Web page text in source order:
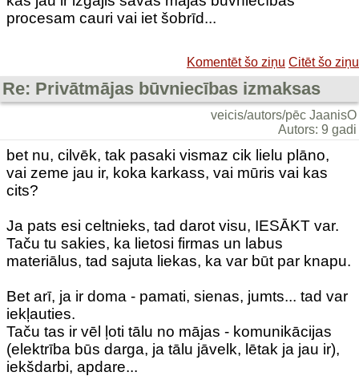
procesam cauri vai iet šobrīd...
Komentēt šo ziņu Citēt šo ziņu
Re: Privātmājas būvniecības izmaksas
veicis/autors/pēc JaanisO
Autors: 9 gadi
bet nu, cilvēk, tak pasaki vismaz cik lielu plāno,
vai zeme jau ir, koka karkass, vai mūris vai kas
cits?
Ja pats esi celtnieks, tad darot visu, IESĀKT var.
Taču tu sakies, ka lietosi firmas un labus
materiālus, tad sajuta liekas, ka var būt par knapu.
Bet arī, ja ir doma - pamati, sienas, jumts... tad var
iekļauties.
Taču tas ir vēl ļoti tālu no mājas - komunikācijas
(elektrība būs darga, ja tālu jāvelk, lētak ja jau ir),
iekšdarbi, apdare...